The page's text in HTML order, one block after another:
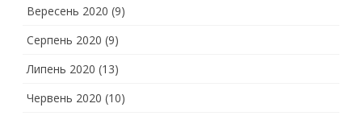
Вересень 2020 (9)
Серпень 2020 (9)
Липень 2020 (13)
Червень 2020 (10)